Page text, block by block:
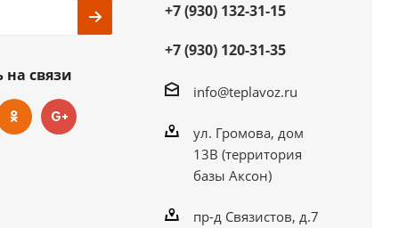
на связи
+7 (930) 132-31-15
+7 (930) 120-31-35
info@teplavoz.ru
ул. Громова, дом
13В (территория
базы Аксон)
пр-д Связистов, д.7